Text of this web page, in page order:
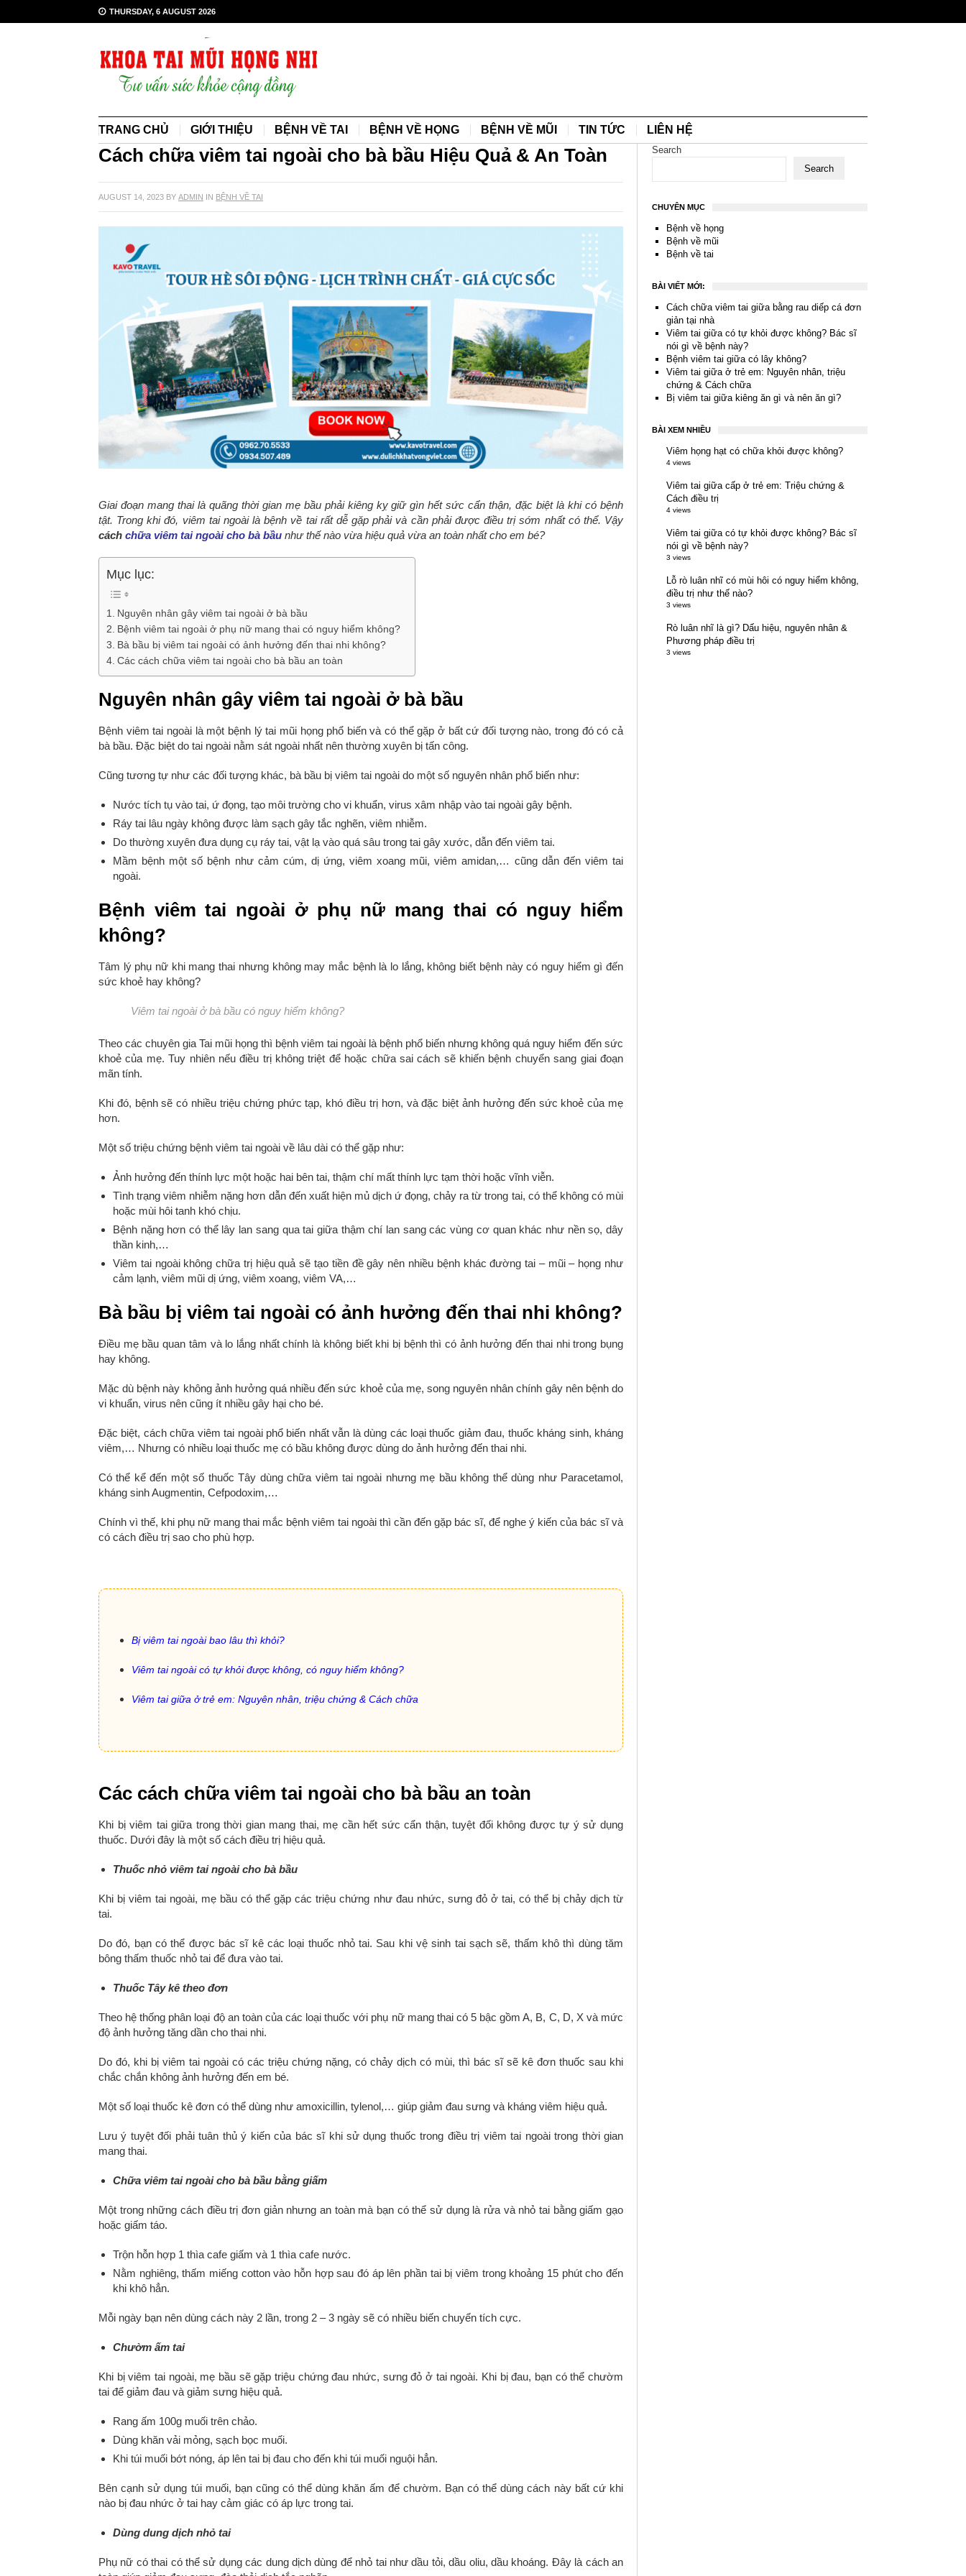
THURSDAY, 6 AUGUST 2026
TRANG CHỦ GIỚI THIỆU BỆNH VỀ TAI BỆNH VỀ HỌNG BỆNH VỀ MŨI TIN TỨC LIÊN HỆ
Cách chữa viêm tai ngoài cho bà bầu Hiệu Quả & An Toàn
AUGUST 14, 2023 BY ADMIN IN BỆNH VỀ TAI
Giai đoạn mang thai là quãng thời gian mẹ bầu phải kiêng kỵ giữ gìn hết sức cẩn thận, đặc biệt là khi có bệnh
tật. Trong khi đó, viêm tai ngoài là bệnh về tai rất dễ gặp phải và cần phải được điều trị sớm nhất có thể. Vậy
cách chữa viêm tai ngoài cho bà bầu như thế nào vừa hiệu quả vừa an toàn nhất cho em bé?
Mục lục:
Nguyên nhân gây viêm tai ngoài ở bà bầu
Bệnh viêm tai ngoài ở phụ nữ mang thai có nguy hiểm không?
Bà bầu bị viêm tai ngoài có ảnh hưởng đến thai nhi không?
Các cách chữa viêm tai ngoài cho bà bầu an toàn
Nguyên nhân gây viêm tai ngoài ở bà bầu
Bệnh viêm tai ngoài là một bệnh lý tai mũi họng phổ biến và có thể gặp ở bất cứ đối tượng nào, trong đó có cả
bà bầu. Đặc biệt do tai ngoài nằm sát ngoài nhất nên thường xuyên bị tấn công.
Cũng tương tự như các đối tượng khác, bà bầu bị viêm tai ngoài do một số nguyên nhân phổ biến như:
Nước tích tụ vào tai, ứ đọng, tạo môi trường cho vi khuẩn, virus xâm nhập vào tai ngoài gây bệnh.
Ráy tai lâu ngày không được làm sạch gây tắc nghẽn, viêm nhiễm.
Do thường xuyên đưa dụng cụ ráy tai, vật lạ vào quá sâu trong tai gây xước, dẫn đến viêm tai.
Mầm bệnh một số bệnh như cảm cúm, dị ứng, viêm xoang mũi, viêm amidan,… cũng dẫn đến viêm tai
ngoài.
Bệnh viêm tai ngoài ở phụ nữ mang thai có nguy hiểm
không?
Tâm lý phụ nữ khi mang thai nhưng không may mắc bệnh là lo lắng, không biết bệnh này có nguy hiểm gì đến
sức khoẻ hay không?
Viêm tai ngoài ở bà bầu có nguy hiểm không?
Theo các chuyên gia Tai mũi họng thì bệnh viêm tai ngoài là bệnh phổ biến nhưng không quá nguy hiểm đến sức
khoẻ của mẹ. Tuy nhiên nếu điều trị không triệt để hoặc chữa sai cách sẽ khiến bệnh chuyển sang giai đoạn
mãn tính.
Khi đó, bệnh sẽ có nhiều triệu chứng phức tạp, khó điều trị hơn, và đặc biệt ảnh hưởng đến sức khoẻ của mẹ
hơn.
Một số triệu chứng bệnh viêm tai ngoài về lâu dài có thể gặp như:
Ảnh hưởng đến thính lực một hoặc hai bên tai, thậm chí mất thính lực tạm thời hoặc vĩnh viễn.
Tình trạng viêm nhiễm nặng hơn dẫn đến xuất hiện mủ dịch ứ đọng, chảy ra từ trong tai, có thể không có mùi
hoặc mùi hôi tanh khó chịu.
Bệnh nặng hơn có thể lây lan sang qua tai giữa thậm chí lan sang các vùng cơ quan khác như nền sọ, dây
thần kinh,…
Viêm tai ngoài không chữa trị hiệu quả sẽ tạo tiền đề gây nên nhiều bệnh khác đường tai – mũi – họng như
cảm lạnh, viêm mũi dị ứng, viêm xoang, viêm VA,…
Bà bầu bị viêm tai ngoài có ảnh hưởng đến thai nhi không?
Điều mẹ bầu quan tâm và lo lắng nhất chính là không biết khi bị bệnh thì có ảnh hưởng đến thai nhi trong bụng
hay không.
Mặc dù bệnh này không ảnh hưởng quá nhiều đến sức khoẻ của mẹ, song nguyên nhân chính gây nên bệnh do
vi khuẩn, virus nên cũng ít nhiều gây hại cho bé.
Đặc biệt, cách chữa viêm tai ngoài phổ biến nhất vẫn là dùng các loại thuốc giảm đau, thuốc kháng sinh, kháng
viêm,… Nhưng có nhiều loại thuốc mẹ có bầu không được dùng do ảnh hưởng đến thai nhi.
Có thể kể đến một số thuốc Tây dùng chữa viêm tai ngoài nhưng mẹ bầu không thể dùng như Paracetamol,
kháng sinh Augmentin, Cefpodoxim,…
Chính vì thế, khi phụ nữ mang thai mắc bệnh viêm tai ngoài thì cần đến gặp bác sĩ, để nghe ý kiến của bác sĩ và
có cách điều trị sao cho phù hợp.
Bị viêm tai ngoài bao lâu thì khỏi?
Viêm tai ngoài có tự khỏi được không, có nguy hiểm không?
Viêm tai giữa ở trẻ em: Nguyên nhân, triệu chứng & Cách chữa
Các cách chữa viêm tai ngoài cho bà bầu an toàn
Khi bị viêm tai giữa trong thời gian mang thai, mẹ cần hết sức cẩn thận, tuyệt đối không được tự ý sử dụng
thuốc. Dưới đây là một số cách điều trị hiệu quả.
Thuốc nhỏ viêm tai ngoài cho bà bầu
Khi bị viêm tai ngoài, mẹ bầu có thể gặp các triệu chứng như đau nhức, sưng đỏ ở tai, có thể bị chảy dịch từ
tai.
Do đó, bạn có thể được bác sĩ kê các loại thuốc nhỏ tai. Sau khi vệ sinh tai sạch sẽ, thấm khô thì dùng tăm
bông thấm thuốc nhỏ tai để đưa vào tai.
Thuốc Tây kê theo đơn
Theo hệ thống phân loại độ an toàn của các loại thuốc với phụ nữ mang thai có 5 bậc gồm A, B, C, D, X và mức
độ ảnh hưởng tăng dần cho thai nhi.
Do đó, khi bị viêm tai ngoài có các triệu chứng nặng, có chảy dịch có mùi, thì bác sĩ sẽ kê đơn thuốc sau khi
chắc chắn không ảnh hưởng đến em bé.
Một số loại thuốc kê đơn có thể dùng như amoxicillin, tylenol,… giúp giảm đau sưng và kháng viêm hiệu quả.
Lưu ý tuyệt đối phải tuân thủ ý kiến của bác sĩ khi sử dụng thuốc trong điều trị viêm tai ngoài trong thời gian
mang thai.
Chữa viêm tai ngoài cho bà bầu bằng giấm
Một trong những cách điều trị đơn giản nhưng an toàn mà bạn có thể sử dụng là rửa và nhỏ tai bằng giấm gạo
hoặc giấm táo.
Trộn hỗn hợp 1 thìa cafe giấm và 1 thìa cafe nước.
Nằm nghiêng, thấm miếng cotton vào hỗn hợp sau đó áp lên phần tai bị viêm trong khoảng 15 phút cho đến
khi khô hẳn.
Mỗi ngày bạn nên dùng cách này 2 lần, trong 2 – 3 ngày sẽ có nhiều biến chuyển tích cực.
Chườm ấm tai
Khi bị viêm tai ngoài, mẹ bầu sẽ gặp triệu chứng đau nhức, sưng đỏ ở tai ngoài. Khi bị đau, bạn có thể chườm
tai để giảm đau và giảm sưng hiệu quả.
Rang ấm 100g muối trên chảo.
Dùng khăn vải mỏng, sạch bọc muối.
Khi túi muối bớt nóng, áp lên tai bị đau cho đến khi túi muối nguội hẳn.
Bên cạnh sử dụng túi muối, bạn cũng có thể dùng khăn ấm để chườm. Bạn có thể dùng cách này bất cứ khi
nào bị đau nhức ở tai hay cảm giác có áp lực trong tai.
Dùng dung dịch nhỏ tai
Phụ nữ có thai có thể sử dụng các dung dịch dùng để nhỏ tai như dầu tỏi, dầu oliu, dầu khoáng. Đây là cách an
Search
Search
CHUYÊN MỤC
Bệnh về họng
Bệnh về mũi
Bệnh về tai
BÀI VIẾT MỚI:
Cách chữa viêm tai giữa bằng rau diếp cá đơn
giản tại nhà
Viêm tai giữa có tự khỏi được không? Bác sĩ
nói gì về bệnh này?
Bệnh viêm tai giữa có lây không?
Viêm tai giữa ở trẻ em: Nguyên nhân, triệu
chứng & Cách chữa
Bị viêm tai giữa kiêng ăn gì và nên ăn gì?
BÀI XEM NHIỀU
Viêm họng hạt có chữa khỏi được không?
4 views
Viêm tai giữa cấp ở trẻ em: Triệu chứng &
Cách điều trị
4 views
Viêm tai giữa có tự khỏi được không? Bác sĩ
nói gì về bệnh này?
3 views
Lỗ rò luân nhĩ có mùi hôi có nguy hiểm không,
điều trị như thế nào?
3 views
Rò luân nhĩ là gì? Dấu hiệu, nguyên nhân &
Phương pháp điều trị
3 views